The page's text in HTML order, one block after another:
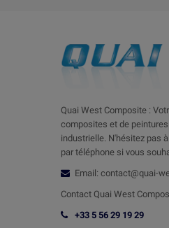
Quai West Composite :
composites et de
industrielle. N'hésitez pas
par téléphone si vous
Email: contact@quai-
Contact Quai West
+33 5 56 29 19 29